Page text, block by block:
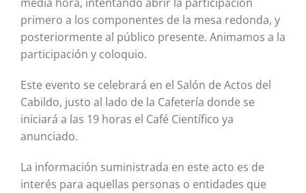
primero a los componentes de la mesa redonda, y
posteriormente al público presente. Animamos a la
participación y coloquio.
Este evento se celebrará en el Salón de Actos del
Cabildo, justo al lado de la Cafetería donde se
iniciará a las 19 horas el Café Científico ya
anunciado.
La información suministrada en este acto es de
interés para aquellas personas o entidades que